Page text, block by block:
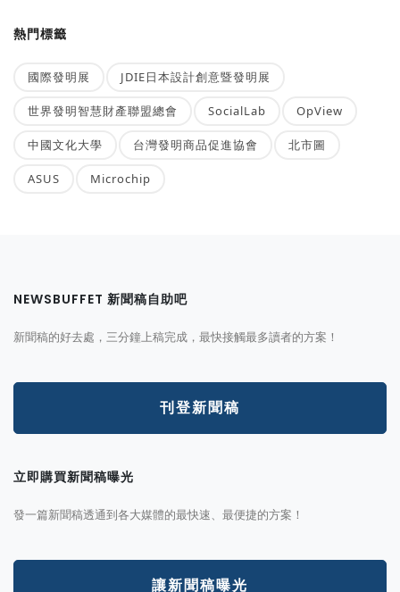
熱門標籤
國際發明展 JDIE日本設計創意暨發明展
世界發明智慧財產聯盟總會 SocialLab OpView
中國文化大學 台灣發明商品促進協會 北市圖
ASUS Microchip
NEWSBUFFET 新聞稿自助吧
新聞稿的好去處，三分鐘上稿完成，最快接觸最多讀者的方案！
刊登新聞稿
立即購買新聞稿曝光
發一篇新聞稿透通到各大媒體的最快速、最便捷的方案！
讓新聞稿曝光